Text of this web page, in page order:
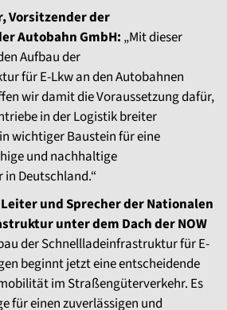
Vorsitzender der
Autobahn GmbH: „Mit dieser
Aufbau der
für E-Lkw an den Autobahnen
wir damit die Voraussetzung dafür,
in der Logistik breiter
wichtiger Baustein für eine
und nachhaltige
Deutschland.“
und Sprecher der Nationalen
unter dem Dach der NOW
der Schnellladeinfrastruktur für E-
beginnt jetzt eine entscheidende
im Straßengüterverkehr. Es
für einen zuverlässigen und